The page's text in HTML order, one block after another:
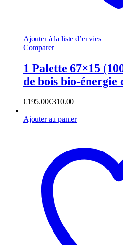
Ajouter à la liste d’envies
Comparer
1 Palette 67×15
de bois bio-énergie
€195.00€310.00
Ajouter au panier